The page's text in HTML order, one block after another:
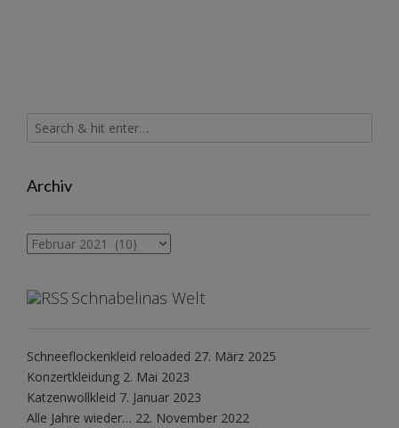
Archiv
Archiv
Schnabelinas Welt
Schneeflockenkleid reloaded 27. März 2025
Konzertkleidung 2. Mai 2023
Katzenwollkleid 7. Januar 2023
Alle Jahre wieder… 22. November 2022